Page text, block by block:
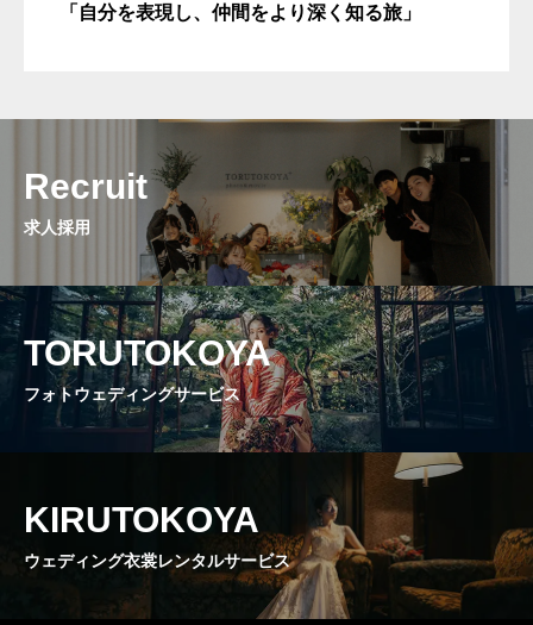
「自分を表現し、仲間をより深く知る旅」
Recruit
求人採用
TORUTOKOYA
フォトウェディングサービス
KIRUTOKOYA
ウェディング衣裳レンタルサービス